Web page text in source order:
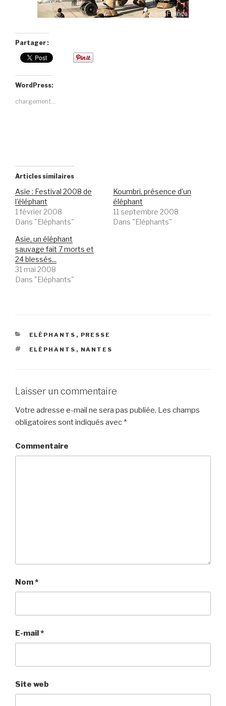
Partager :
WordPress:
chargement…
Articles similaires
Asie : Festival 2008 de
l'éléphant
1 février 2008
Dans "Eléphants"
Koumbri, présence d’un
éléphant
11 septembre 2008
Dans "Eléphants"
Asie, un éléphant
sauvage fait 7 morts et
24 blessés...
31 mai 2008
Dans "Eléphants"
CATÉGORIES
ELÉPHANTS , PRESSE
ÉTIQUETTES
ELÉPHANTS , NANTES
Laisser un commentaire
Votre adresse e-mail ne sera pas publiée. Les champs
obligatoires sont indiqués avec *
Commentaire
Nom*
E-mail*
Site web